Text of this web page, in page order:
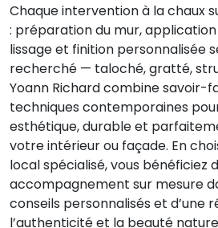
Chaque intervention à la chaux
: préparation du mur, application
lissage et finition personnalisée
recherché — taloché, gratté,
Yoann Richard combine savoir-
techniques contemporaines
esthétique, durable et
votre intérieur ou façade. En
local spécialisé, vous bénéficiez
accompagnement sur mesure
conseils personnalisés et d’une
l’authenticité et la beauté